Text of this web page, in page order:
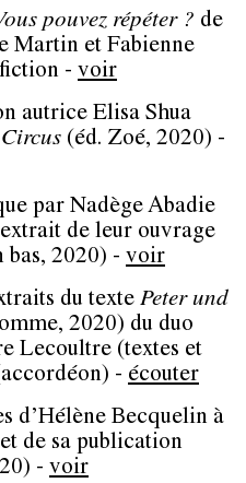
pouvez répéter ? de
Martin et Fabienne
- voir
autrice Elisa Shua
(éd. Zoé, 2020) -
par Nadège Abadie
de leur ouvrage
bas, 2020) - voir
du texte Peter und
2020) du duo
Lecoultre (textes et
- écouter
d’Hélène Becquelin à
de sa publication
- voir